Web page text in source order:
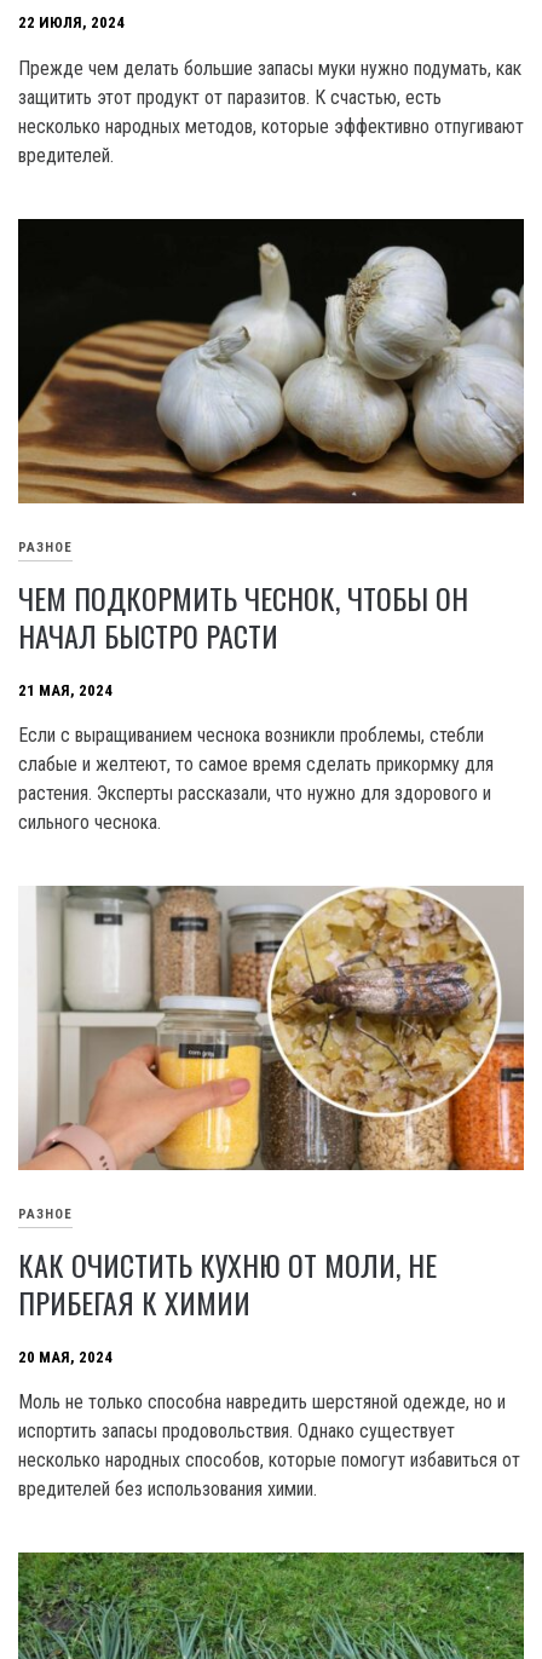
22 ИЮЛЯ, 2024
Прежде чем делать большие запасы муки нужно подумать, как
защитить этот продукт от паразитов. К счастью, есть
несколько народных методов, которые эффективно отпугивают
вредителей.
РАЗНОЕ
ЧЕМ ПОДКОРМИТЬ ЧЕСНОК, ЧТОБЫ ОН
НАЧАЛ БЫСТРО РАСТИ
21 МАЯ, 2024
Если с выращиванием чеснока возникли проблемы, стебли
слабые и желтеют, то самое время сделать прикормку для
растения. Эксперты рассказали, что нужно для здорового и
сильного чеснока.
РАЗНОЕ
КАК ОЧИСТИТЬ КУХНЮ ОТ МОЛИ, НЕ
ПРИБЕГАЯ К ХИМИИ
20 МАЯ, 2024
Моль не только способна навредить шерстяной одежде, но и
испортить запасы продовольствия. Однако существует
несколько народных способов, которые помогут избавиться от
вредителей без использования химии.